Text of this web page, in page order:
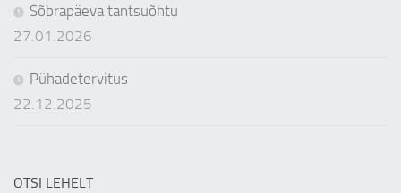
Sõbrapäeva tantsuõhtu
27.01.2026
Pühadetervitus
22.12.2025
OTSI LEHELT